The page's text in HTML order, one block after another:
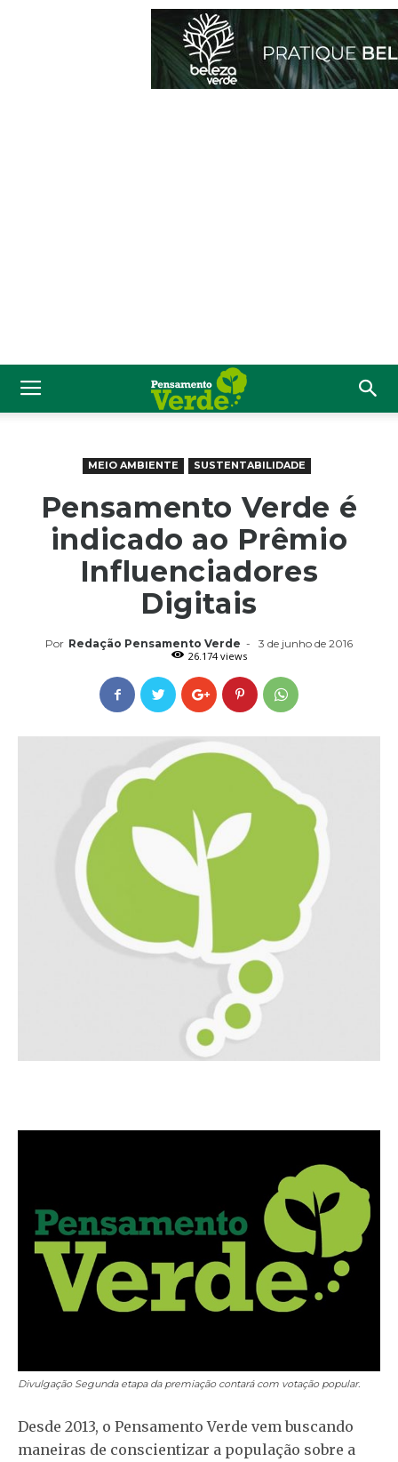
MEIO AMBIENTE SUSTENTABILIDADE
Pensamento Verde é
indicado ao Prêmio
Influenciadores
Digitais
Por Redação Pensamento Verde -
3 de junho de 2016
26.174 views
DivulgaçãoSegunda etapa da premiação contará com votação popular.
Desde 2013, o Pensamento Verde vem buscando
maneiras de conscientizar a população sobre a